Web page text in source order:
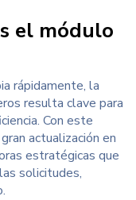
el módulo
rápidamente, la
resulta clave para
. Con este
actualización en
estratégicas que
solicitudes,